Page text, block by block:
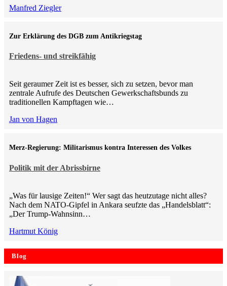
Manfred Ziegler
Friedens- und streikfähig
Zur Erklärung des DGB zum Antikriegstag
Seit geraumer Zeit ist es besser, sich zu setzen, bevor man
zentrale Aufrufe des Deutschen Gewerkschaftsbunds zu
traditionellen Kampftagen wie…
Jan von Hagen
Politik mit der Abrissbirne
Merz-Regierung: Militarismus kontra Inte­ressen des Volkes
„Was für lausige Zeiten!“ Wer sagt das heutzutage nicht alles?
Nach dem NATO-Gipfel in Ankara seufzte das „Handelsblatt“:
„Der Trump-Wahnsinn…
Hartmut König
Blog